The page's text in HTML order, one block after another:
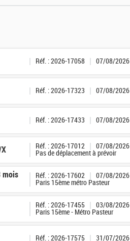
Réf. : 2026-17058 07/08/2026
Réf. : 2026-17323 07/08/2026
Réf. : 2026-17433 07/08/2026
Réf. : 2026-17012 07/08/2026
Pas de déplacement à prévoir
mois
Réf. : 2026-17602 07/08/2026
Paris 15ème métro Pasteur
Réf. : 2026-17455 03/08/2026
Paris 15ème - Métro Pasteur
Réf. : 2026-17575 31/07/2026